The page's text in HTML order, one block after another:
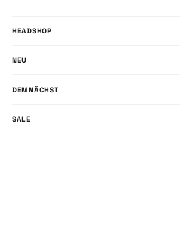
HEADSHOP
NEU
DEMNÄCHST
SALE